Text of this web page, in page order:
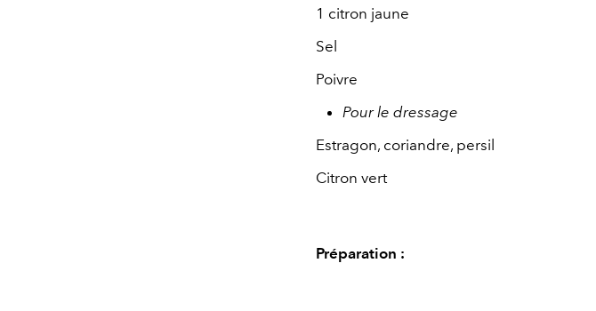
1 citron jaune
Sel
Poivre
Pour le dressage
Estragon, coriandre, persil
Citron vert
Préparation :